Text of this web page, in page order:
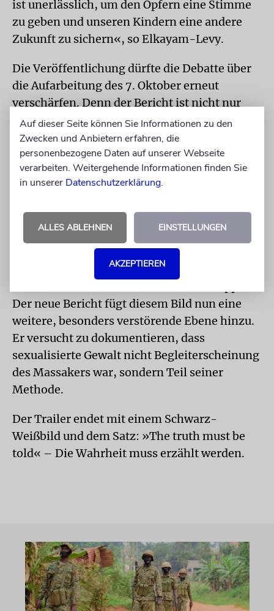
ist unerlässlich, um den Opfern eine Stimme
zu geben und unseren Kindern eine andere
Zukunft zu sichern«, so Elkayam-Levy.
Die Veröffentlichung dürfte die Debatte über
die Aufarbeitung des 7. Oktober erneut
verschärfen. Denn der Bericht ist nicht nur
eine Sammlung von Zeugenaussagen. Er ist
auch ein politisches Dokument gegen das
Vergessen. Und gegen jene, die die Berichte
über sexualisierte Gewalt bis heute bestreiten.
Die Bilder des 7. Oktober haben sich tief ins
kollektive Gedächtnis eingebrannt: die
verbrannten Häuser in den Kibbuzim, die
Aufnahmen vom Nova-Festival, die
Der neue Bericht fügt diesem Bild nun eine
weitere, besonders verstörende Ebene hinzu.
Er versucht zu dokumentieren, dass
sexualisierte Gewalt nicht Begleiterscheinung
des Massakers war, sondern Teil seiner
Methode.
Der Trailer endet mit einem Schwarz-
Weißbild und dem Satz: »The truth must be
told« – Die Wahrheit muss erzählt werden.
Auf dieser Seite können Sie Informationen zu den
Zwecken und Anbietern erfahren, die
personenbezogene Daten auf unserer Webseite
verarbeiten. Weitergehende Informationen finden Sie
in unserer Datenschutzerklärung.
ALLES ABLEHNEN EINSTELLUNGEN
AKZEPTIEREN